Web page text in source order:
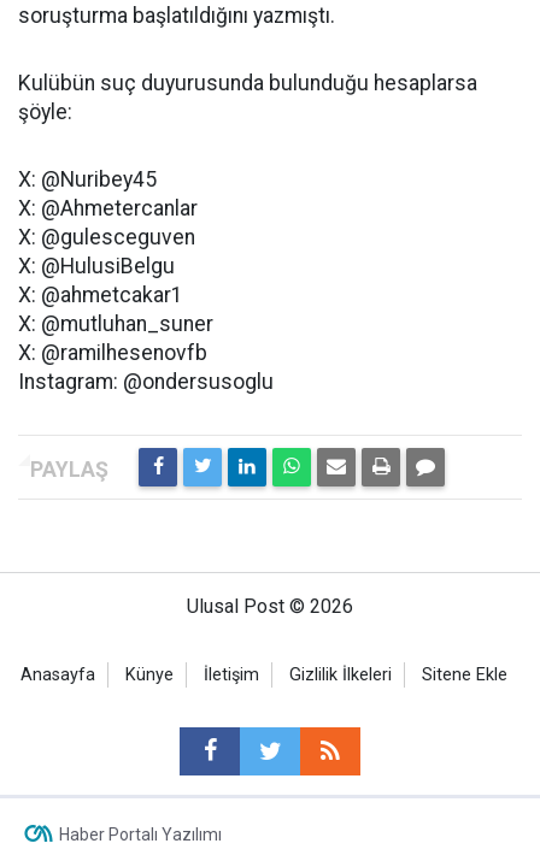
soruşturma başlatıldığını yazmıştı.
Kulübün suç duyurusunda bulunduğu hesaplarsa
şöyle:
X: @Nuribey45
X: @Ahmetercanlar
X: @gulesceguven
X: @HulusiBelgu
X: @ahmetcakar1
X: @mutluhan_suner
X: @ramilhesenovfb
Instagram: @ondersusoglu
Ulusal Post © 2026
Anasayfa Künye İletişim Gizlilik İlkeleri Sitene Ekle
Haber Portalı Yazılımı